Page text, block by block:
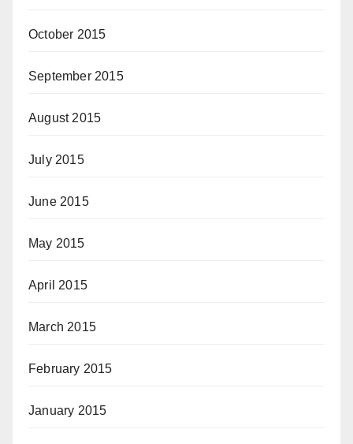
October 2015
September 2015
August 2015
July 2015
June 2015
May 2015
April 2015
March 2015
February 2015
January 2015